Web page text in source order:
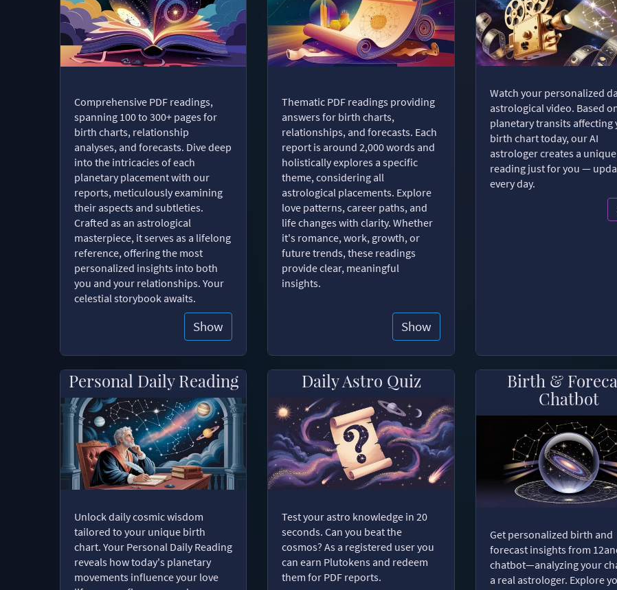
Comprehensive PDF readings,
spanning 100 to 300+ pages for
birth charts, relationship
analyses, and forecasts. Dive deep
into the intricacies of each
planetary placement with our
reports, meticulously examining
their aspects and subtleties.
Crafted as an astrological
masterpiece, it serves as a lifelong
reference, offering the most
personalized insights into both
you and your relationships. Your
celestial storybook awaits.
Show
Thematic PDF readings providing
answers for birth charts,
relationships, and forecasts. Each
report is around 2,000 words and
holistically explores a specific
theme, considering all
astrological placements. Explore
love patterns, career paths, and
life changes with clarity. Whether
it's romance, work, growth, or
future trends, these readings
provide clear, meaningful
insights.
Show
Watch your personalized
astrological video. Based
planetary transits affecting
birth chart today, our AI
astrologer creates a
reading just for you —
every day.
Personal Daily Reading
Unlock daily cosmic wisdom
tailored to your unique birth
chart. Your Personal Daily Reading
reveals how today's planetary
movements influence your love
Daily Astro Quiz
Test your astro knowledge in 20
seconds. Can you beat the
cosmos? As a registered user you
can earn Plutokens and redeem
them for PDF reports.
Birth &
Chatbot
Get personalized birth and
forecast insights from
chatbot—analyzing your
a real astrologer. Explore